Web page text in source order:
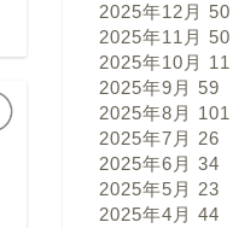
2025年12月 50
2025年11月 50
2025年10月 11
2025年9月 59
2025年8月 101
2025年7月 26
2025年6月 34
2025年5月 23
2025年4月 44